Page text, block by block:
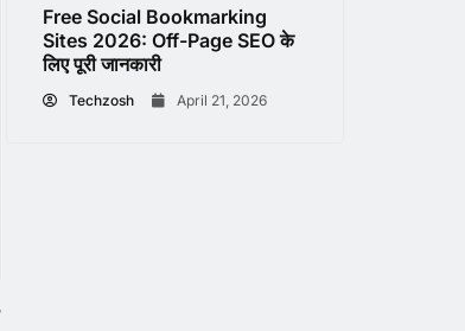
Free Social Bookmarking
Sites 2026: Off-Page SEO के
लिए पूरी जानकारी
Techzosh April 21, 2026